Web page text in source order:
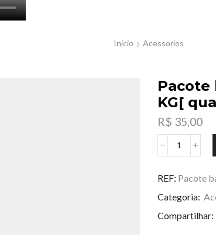
Início Acessorios
Pacote
KG[
R$ 35,00
Pacote
de
quente
c/1
REF: Pacote
Categoria:
Compartilhar: